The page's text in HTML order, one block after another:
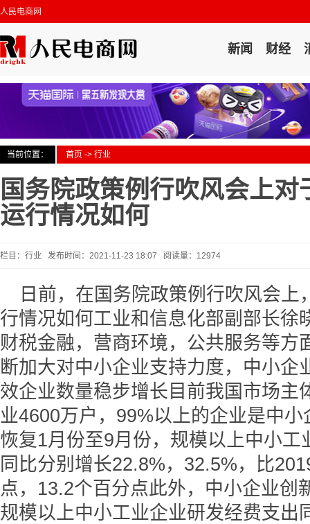
人民电商网
新闻 财经
当前位置： 首页 -> 行业
国务院政策例行吹风会上
运行情况如何
栏目：行业 发布时间：2021-11-23 18:07 阅读量：12974
日前，在国务院政策例行吹风会
行情况如何工业和信息化部副部长徐
财税金融，营商环境，公共服务等方
断加大对中小企业支持力度，中小企
效企业数量稳步增长目前我国市场主
业4600万户，99%以上的企业是中
恢复1月份至9月份，规模以上中小
同比分别增长22.8%，32.5%，比
点，13.2个百分点此外，中小企业创
规模以上中小工业企业研发经费支出